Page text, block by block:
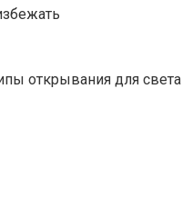
открывания для света